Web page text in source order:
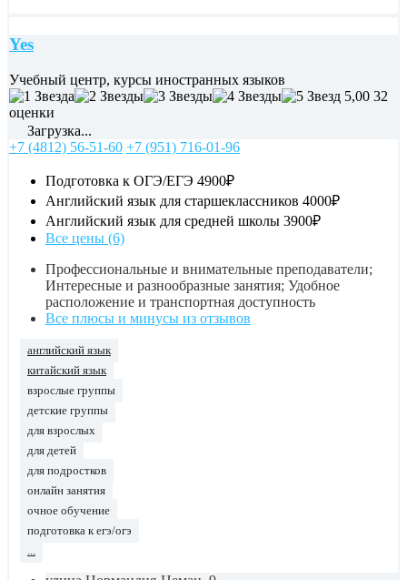
Yes
Учебный центр, курсы иностранных языков
5,00 32
оценки
Загрузка...
+7 (4812) 56-51-60 +7 (951) 716-01-96
Подготовка к ОГЭ/ЕГЭ 4900₽
Английский язык для старшеклассников 4000₽
Английский язык для средней школы 3900₽
Все цены (6)
Профессиональные и внимательные преподаватели;
Интересные и разнообразные занятия; Удобное
расположение и транспортная доступность
Все плюсы и минусы из отзывов
английский язык
китайский язык
взрослые группы
детские группы
для взрослых
для детей
для подростков
онлайн занятия
очное обучение
подготовка к егэ/огэ